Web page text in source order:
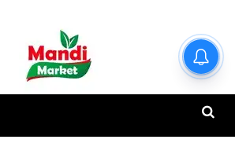
हाजिर मंडियों के ताजा रेट | देखें इस
रिपोर्ट में